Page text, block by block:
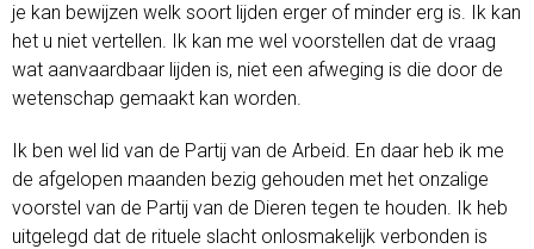
je kan bewijzen welk soort lijden erger of minder erg is. Ik kan
het u niet vertellen. Ik kan me wel voorstellen dat de vraag
wat aanvaardbaar lijden is, niet een afweging is die door de
wetenschap gemaakt kan worden.
Ik ben wel lid van de Partij van de Arbeid. En daar heb ik me
de afgelopen maanden bezig gehouden met het onzalige
voorstel van de Partij van de Dieren tegen te houden. Ik heb
uitgelegd dat de rituele slacht onlosmakelijk verbonden is